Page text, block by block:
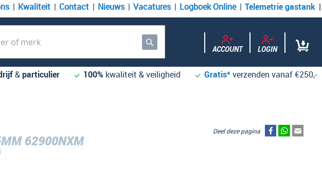
Kwaliteit Contact Nieuws Vacatures Logboek Online Telemetrie gastank
Zoek ACCOUNT LOGIN
&particulier 100% kwaliteit & veiligheid Gratis*verzenden vanaf €250,-
62900NXM
Deel deze pagina